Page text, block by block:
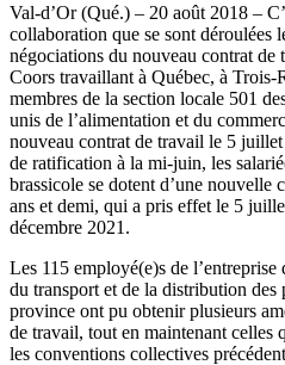
Val-d’Or (Qué.) – 20 août 2018 –
collaboration que se sont déroulées
négociations du nouveau contrat de
Coors travaillant à Québec, à Trois-
membres de la section locale 501
unis de l’alimentation et du
nouveau contrat de travail le 5
de ratification à la mi-juin, les
brassicole se dotent d’une
ans et demi, qui a pris effet le 5
décembre 2021.
Les 115 employé(e)s de l’entreprise
du transport et de la distribution
province ont pu obtenir plusieurs
de travail, tout en maintenant celles
les conventions collectives